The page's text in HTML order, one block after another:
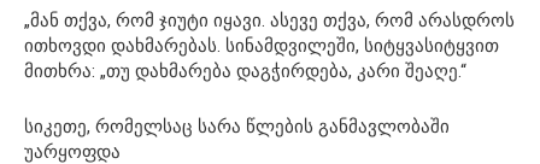
„მან თქვა, რომ ჯიუტი იყავი. ასევე თქვა, რომ არასდროს
ითხოვდი დახმარებას. სინამდვილეში, სიტყვასიტყვით
მითხრა: „თუ დახმარება დაგჭირდება, კარი შეაღე.“
სიკეთე, რომელსაც სარა წლების განმავლობაში
უარყოფდა